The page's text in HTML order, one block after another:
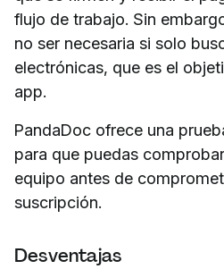
flujo de trabajo. Sin
no ser necesaria si solo
electrónicas, que es el
app.
PandaDoc ofrece una
para que puedas
equipo antes de
suscripción.
Desventajas